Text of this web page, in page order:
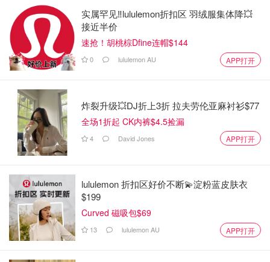
实属罕见‼️lululemon折扣区 羽绒服集体降💥
接近半价
速抢！胡桃棕Dfine连帽$144
0 lululemon AU APP打开
炸裂升级💥DJ折上3折 拉夫劳伦亚麻衬衫$77
全场1折起 CK内裤$4.5捡漏
4 David Jones APP打开
lululemon 折扣区好价不断💫淀粉蓝皮肤衣
$199
Curved 磁吸包$69
13 lululemon AU APP打开